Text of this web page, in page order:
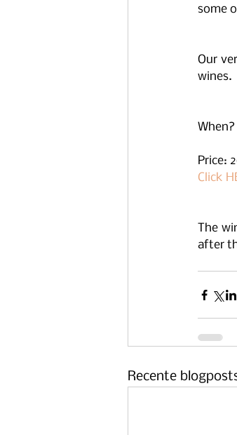
some
Our
wines.
Price:
Click
The
after
Recente